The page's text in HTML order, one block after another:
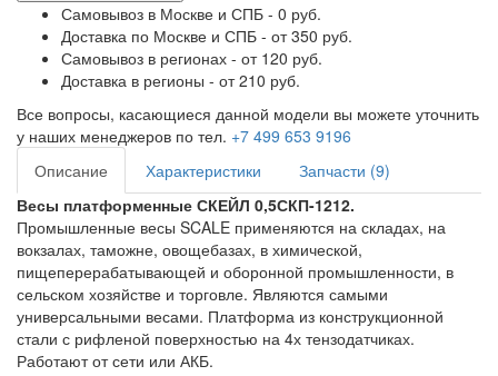
Самовывоз в Москве и СПБ - 0 руб.
Доставка по Москве и СПБ - от 350 руб.
Самовывоз в регионах - от 120 руб.
Доставка в регионы - от 210 руб.
Все вопросы, касающиеся данной модели вы можете уточнить
у наших менеджеров по тел. +7 499 653 9196
Описание
Характеристики
Запчасти (9)
Весы платформенные СКЕЙЛ 0,5СКП-1212.
Промышленные весы SCALE применяются на складах, на
вокзалах, таможне, овощебазах, в химической,
пищеперерабатывающей и оборонной промышленности, в
сельском хозяйстве и торговле. Являются самыми
универсальными весами. Платформа из конструкционной
стали с рифленой поверхностью на 4х тензодатчиках.
Работают от сети или АКБ.